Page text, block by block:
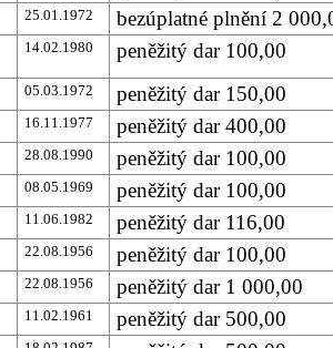
25.01.1972 bezúplatné plnění 2
14.02.1980 peněžitý dar 100,00
05.03.1972 peněžitý dar 150,00
16.11.1977 peněžitý dar 400,00
28.08.1990 peněžitý dar 100,00
08.05.1969 peněžitý dar 100,00
11.06.1982 peněžitý dar 116,00
22.08.1956 peněžitý dar 100,00
22.08.1956 peněžitý dar 1 000,00
11.02.1961 peněžitý dar 500,00